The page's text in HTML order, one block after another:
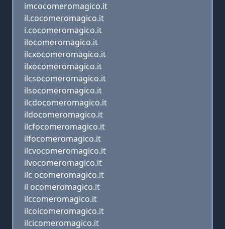
imcocomeromagico.it
il.cocomeromagico.it
i.cocomeromagico.it
ilocomeromagico.it
ilcxocomeromagico.it
ilxocomeromagico.it
ilcsocomeromagico.it
ilsocomeromagico.it
ilcdocomeromagico.it
ildocomeromagico.it
ilcfocomeromagico.it
ilfocomeromagico.it
ilcvocomeromagico.it
ilvocomeromagico.it
ilc ocomeromagico.it
il ocomeromagico.it
ilccomeromagico.it
ilcoicomeromagico.it
ilcicomeromagico.it